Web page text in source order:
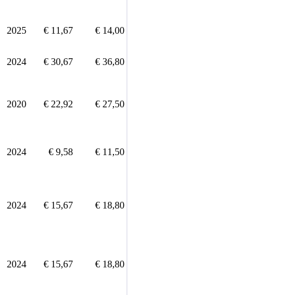
2025 € 11,67
€ 14,00
2024 € 30,67 € 36,80
2020 € 22,92 € 27,50
2024 € 9,58 € 11,50
2024 € 15,67 € 18,80
2024 € 15,67 € 18,80